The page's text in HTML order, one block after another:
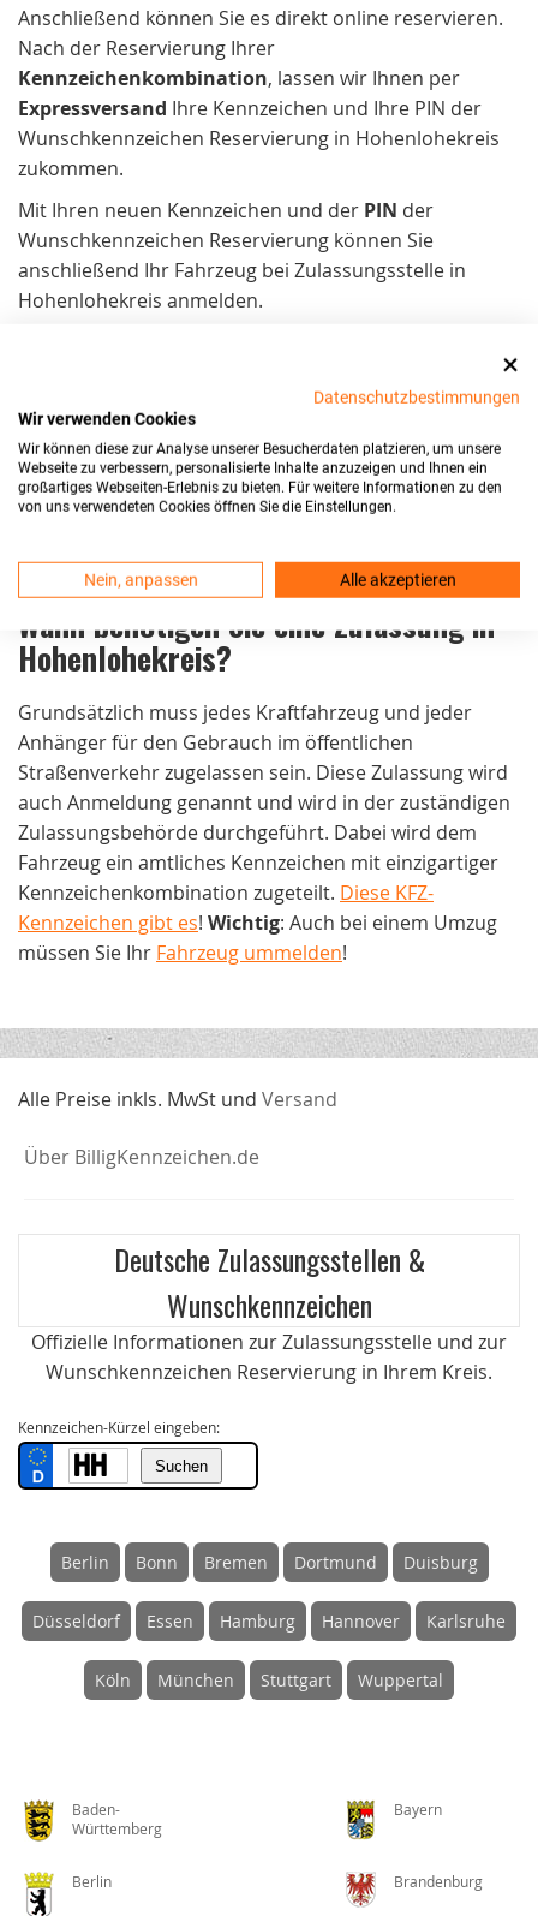
Anschließend können Sie es direkt online reservieren.
Nach der Reservierung Ihrer
Kennzeichenkombination, lassen wir Ihnen per
Expressversand Ihre Kennzeichen und Ihre PIN der
Wunschkennzeichen Reservierung in Hohenlohekreis
zukommen.
Mit Ihren neuen Kennzeichen und der PIN der
Wunschkennzeichen Reservierung können Sie
anschließend Ihr Fahrzeug bei Zulassungsstelle in
Hohenlohekreis anmelden.
Wann benötigen Sie eine Zulassung in
Hohenlohekreis?
Grundsätzlich muss jedes Kraftfahrzeug und jeder
Anhänger für den Gebrauch im öffentlichen
Straßenverkehr zugelassen sein. Diese Zulassung wird
auch Anmeldung genannt und wird in der zuständigen
Zulassungsbehörde durchgeführt. Dabei wird dem
Fahrzeug ein amtliches Kennzeichen mit einzigartiger
Kennzeichenkombination zugeteilt. Diese KFZ-
Kennzeichen gibt es! Wichtig: Auch bei einem Umzug
müssen Sie Ihr Fahrzeug ummelden!
Alle Preise inkls. MwSt und Versand
Über BilligKennzeichen.de
Deutsche Zulassungsstellen &
Wunschkennzeichen
Offizielle Informationen zur Zulassungsstelle und zur
Wunschkennzeichen Reservierung in Ihrem Kreis.
Kennzeichen-Kürzel eingeben:
Berlin Bonn Bremen Dortmund Duisburg
Düsseldorf Essen Hamburg Hannover Karlsruhe
Köln München Stuttgart Wuppertal
Baden-
Württemberg
Bayern
Berlin Brandenburg
Datenschutzbestimmungen
Wir verwenden Cookies
Wir können diese zur Analyse unserer Besucherdaten platzieren, um unsere
Webseite zu verbessern, personalisierte Inhalte anzuzeigen und Ihnen ein
großartiges Webseiten-Erlebnis zu bieten. Für weitere Informationen zu den
von uns verwendeten Cookies öffnen Sie die Einstellungen.
Nein, anpassen Alle akzeptieren